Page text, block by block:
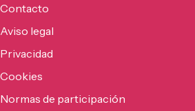
Contacto
Aviso legal
Privacidad
Cookies
Normas de participación